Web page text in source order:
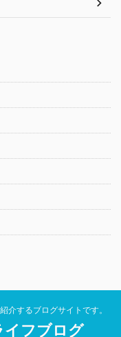
介するブログサイトです。
イフブログ